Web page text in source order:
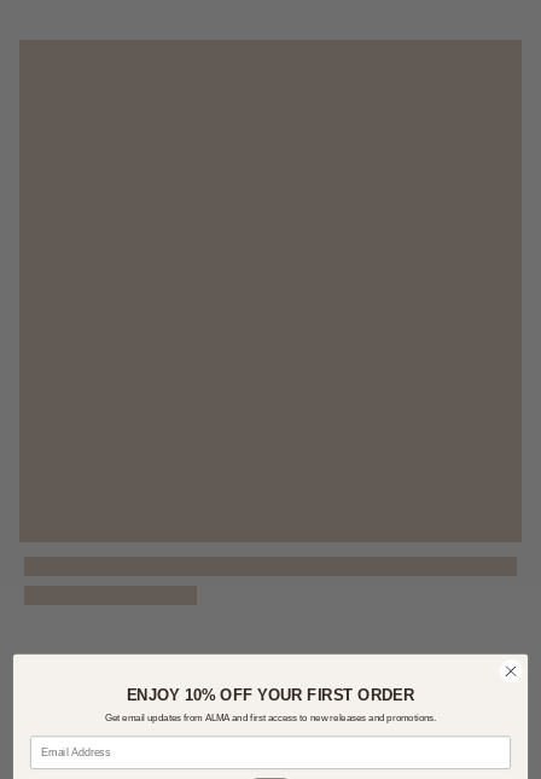
ENJOY 10% OFF YOUR FIRST ORDER
Get email updates from ALMA and first access to new releases and promotions.